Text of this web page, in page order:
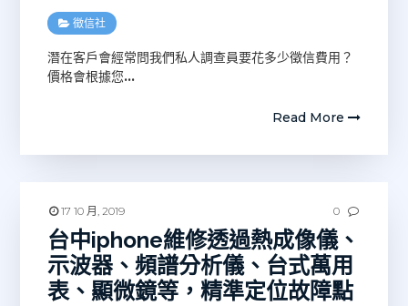
徵信社
潛在客戶會經常問我們私人調查員要花多少徵信費用？
價格會根據您…
Read More
17 10 月, 2019 0
台中iphone維修透過熱成像儀、
示波器、頻譜分析儀、台式萬用
表、顯微鏡等，精準定位故障點